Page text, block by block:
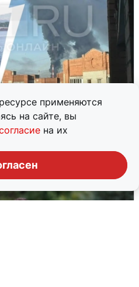
применяются
на сайте, вы
на их
на Ярославль: